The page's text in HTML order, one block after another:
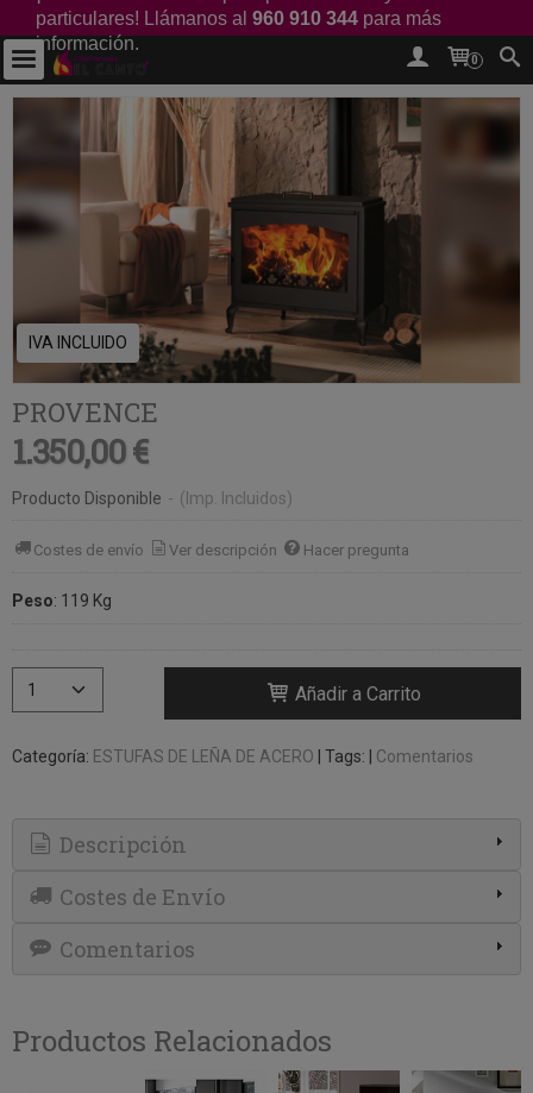
particulares! Llámanos al 960 910 344 para más
información.
0
IVA INCLUIDO
PROVENCE
1.350,00 €
Producto Disponible - (Imp. Incluidos)
Costes de envío Ver descripción Hacer pregunta
Peso: 119 Kg
Añadir a Carrito
Categoría: ESTUFAS DE LEÑA DE ACERO Tags: Comentarios
Descripción
Costes de Envío
Comentarios
Productos Relacionados